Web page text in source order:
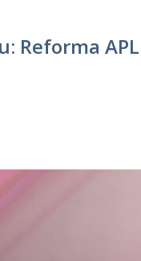
Reforma